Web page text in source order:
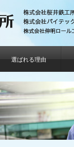
選ばれる理由